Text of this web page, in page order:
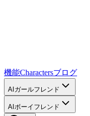
機能Charactersブログ
AIガールフレンド
AIボーイフレンド